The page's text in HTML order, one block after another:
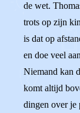
de wet.
trots op zijn
is dat op
en doe veel
Niemand kan
komt altijd
dingen over je